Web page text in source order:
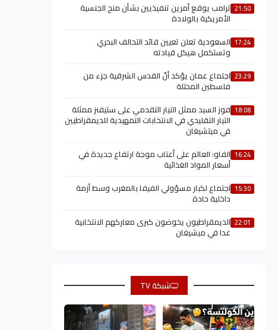
21:50 ترامب يوقع أمرين تنفيذيين بشأن منح الجنسية
الأمريكية بالولادة
17:24 السعودية تعلن تعيين قائد التحالف البحري
وتستكمل هيكل قيادته
23:29 اجتماع عمان يؤكد أنّ القدس الشرقية جزء من
فلسطين المحتلة
18:08 فوز السيد ممثل التيار التقدمي على ستيفنز ممثلة
التيار التقليدي في الانتخابات التمهيدية للديمقراطيين
في ميتشيغان
16:24 الفاو: العالم على أعتاب موجة ارتفاع جديدة في
أسعار المواد الغذائية
15:30 اجتماع لكبار مسؤولي الفيفا بالمغرب وسط أزمة
داخلية حادة
22:01 الديمقراطيون يخوضون كبرى معاركهم الانتخابية
غدا في ميشيغان
شبكة TV